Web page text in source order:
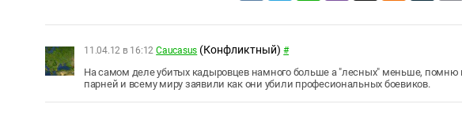
11.04.12 в 16:12 Caucasus (Конфликтный) #
На самом деле убитых кадыровцев намного больше а "лесных" меньше, помню
парней и всему миру заявили как они убили професиональных боевиков.